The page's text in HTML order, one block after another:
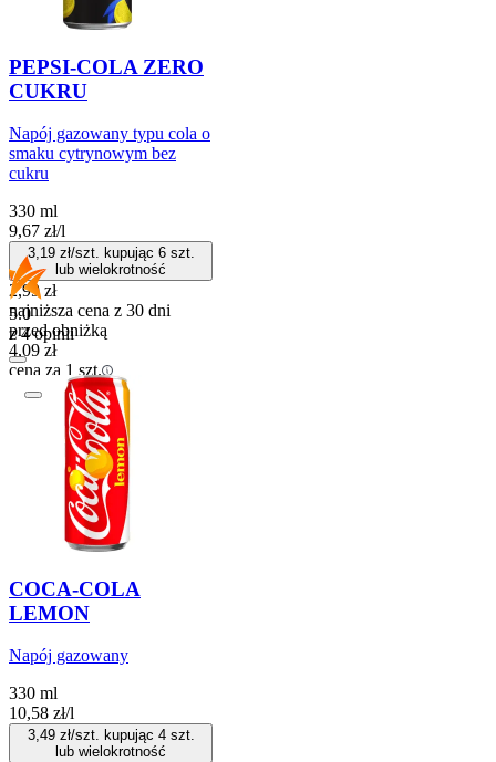
PEPSI-COLA ZERO
CUKRU
Napój gazowany typu cola o
smaku cytrynowym bez
cukru
330 ml
9,67 zł/l
3,19zł/szt. kupując 6szt.
lub wielokrotność
2,99 zł
najniższa cena z 30 dni
przed obniżką
4,09 zł
cena za 1 szt.
Kaucja: + 0,50 zł
Do koszyka
5.0
z 4 opinii
COCA-COLA
LEMON
Napój gazowany
330 ml
10,58 zł/l
3,49zł/szt. kupując 4szt.
lub wielokrotność